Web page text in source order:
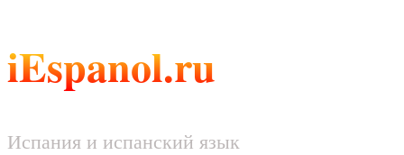
iEspanol.ru
Испания и испанский язык